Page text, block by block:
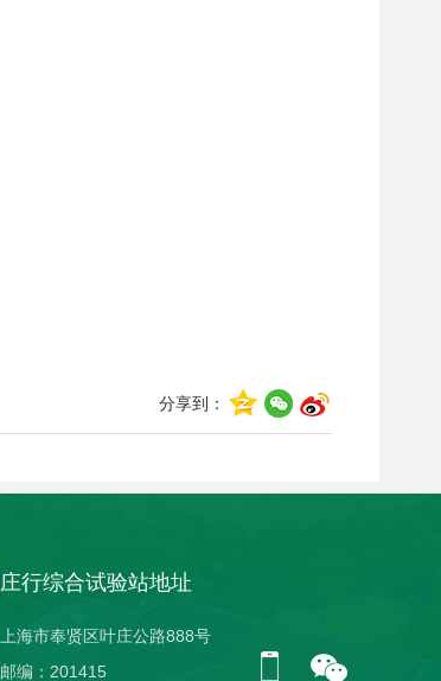
分享到：
庄行综合试验站地址
上海市奉贤区叶庄公路888号
邮编：201415